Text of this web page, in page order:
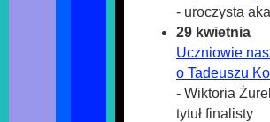
- uroczysta
29 kwietnia
Uczniowie
o Tadeuszu
- Wiktoria
tytuł finalisty